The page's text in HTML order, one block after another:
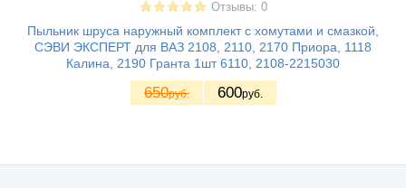
Отзывы: 0
Пыльник шруса наружный комплект с хомутами и смазкой,
СЭВИ ЭКСПЕРТ для ВАЗ 2108, 2110, 2170 Приора, 1118
Калина, 2190 Гранта 1шт 6110, 2108-2215030
650руб. 600руб.